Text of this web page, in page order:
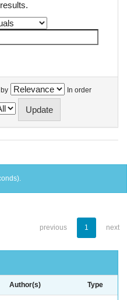
In order
previous 1 next
Author(s) Type